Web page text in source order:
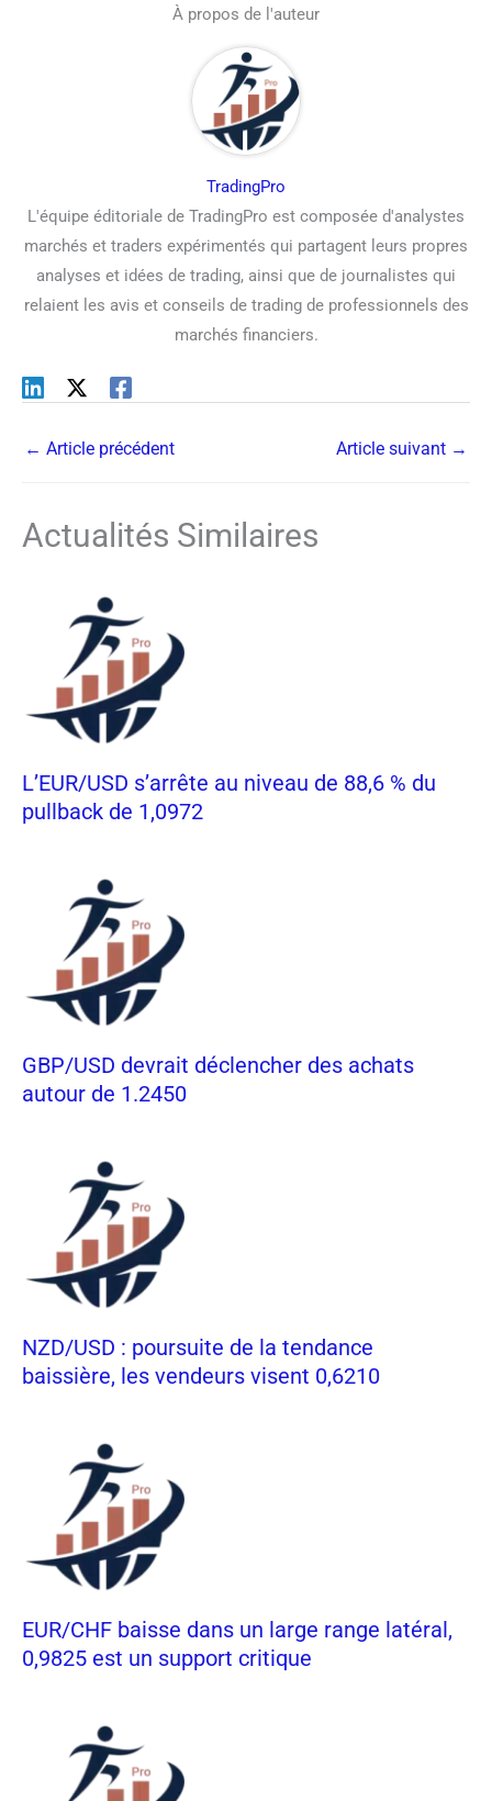
À propos de l'auteur
TradingPro
L'équipe éditoriale de TradingPro est composée d'analystes
marchés et traders expérimentés qui partagent leurs propres
analyses et idées de trading, ainsi que de journalistes qui
relaient les avis et conseils de trading de professionnels des
marchés financiers.
← Article précédent Article suivant →
Actualités Similaires
L’EUR/USD s’arrête au niveau de 88,6 % du
pullback de 1,0972
GBP/USD devrait déclencher des achats
autour de 1.2450
NZD/USD : poursuite de la tendance
baissière, les vendeurs visent 0,6210
EUR/CHF baisse dans un large range latéral,
0,9825 est un support critique